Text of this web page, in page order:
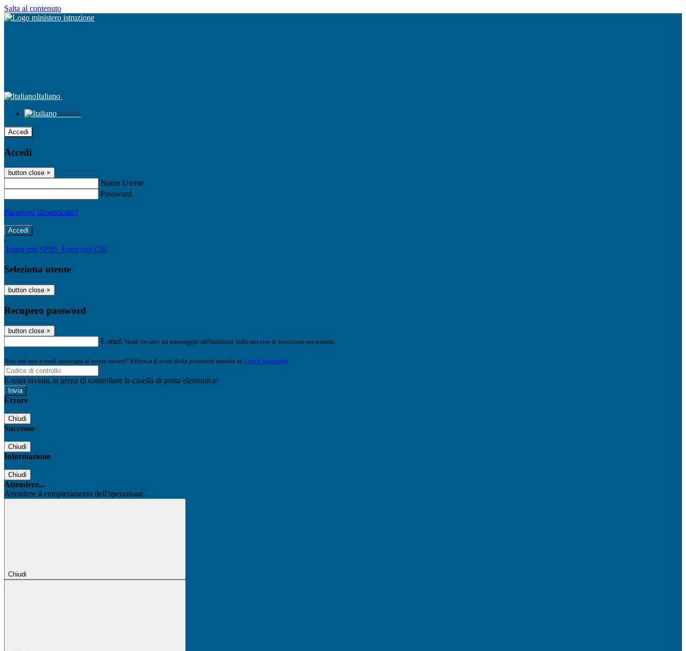
Salta al contenuto
Italiano
Italiano
Accedi
Accedi
button close ×
Nome Utente
Password
Password dimenticata?
-
Entra con SPID Entra con CIE
Seleziona utente
button close ×
Recupero password
button close ×
E-mail Verrà inviato un messaggio all'indirizzo indicato con le istruzioni necessarie.
Non hai una e-mail associata al nome utente? Effettua il reset della password tramite la Login Spaggiari
E-mail inviata, si prega di controllare la casella di posta elettronica!
Errore
Chiudi
Successo
Chiudi
Informazione
Chiudi
Attendere...
Attendere il completamento dell'operazione...
Chiudi